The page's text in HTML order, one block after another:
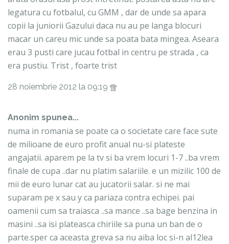
legatura cu fotbalul, cu GMM , dar de unde sa apara
copii la juniorii Gazului daca nu au pe langa blocuri
macar un careu mic unde sa poata bata mingea. Aseara
erau 3 pusti care jucau fotbal in centru pe strada , ca
era pustiu. Trist , foarte trist
28 noiembrie 2012 la 09:19
Anonim spunea...
numa in romania se poate ca o societate care face sute
de milioane de euro profit anual nu-si plateste
angajatii. aparem pe la tv si ba vrem locuri 1-7 ..ba vrem
finale de cupa ..dar nu platim salariile. e un mizilic 100 de
mii de euro lunar cat au jucatorii salar. si ne mai
suparam pe x sau y ca pariaza contra echipei. pai
oamenii cum sa traiasca ..sa mance ..sa bage benzina in
masini ..sa isi plateasca chiriile sa puna un ban de o
parte.sper ca aceasta greva sa nu aiba loc si-n al12lea